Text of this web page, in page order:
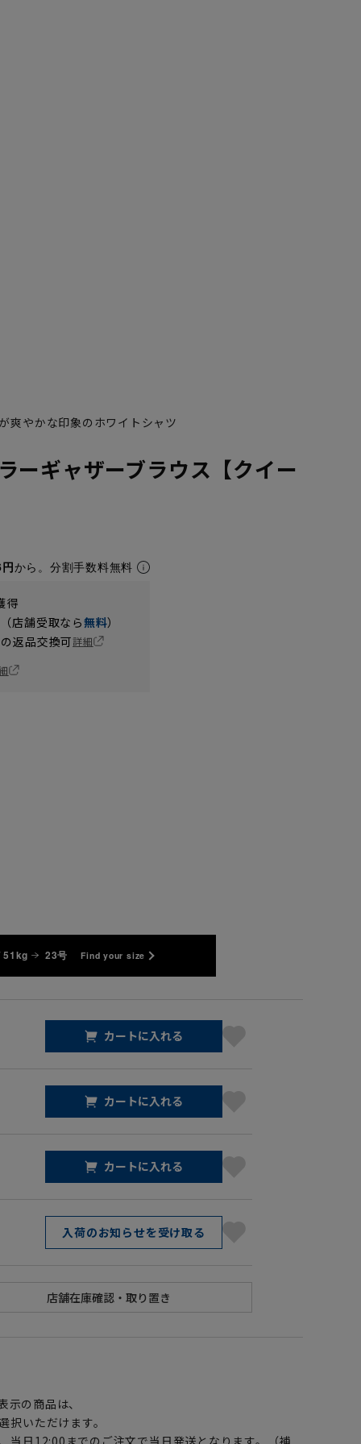
爽やかな印象のホワイトシャツ
ーギャザーブラウス【クイー
から。分割手数料無料
得
店舗受取なら無料）
返品交換可詳細
51kg 23号 Find your size
カートに入れる
カートに入れる
カートに入れる
入荷のお知らせを受け取る
示の商品は、
択いただけます。
当日12:00までのご注文で当日発送となります。（補